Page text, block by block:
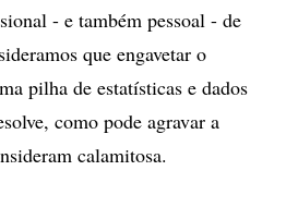
- e também pessoal - de
que engavetar o
pilha de estatísticas e dados
como pode agravar a
calamitosa.